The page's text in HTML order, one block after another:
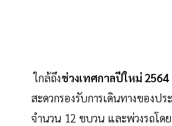
ใกล้ถึงช่วงเทศกาลปีใหม่ 2564
สะดวกรองรับการเดินทางของปร
จำนวน 12 ขบวน และพ่วงรถโ